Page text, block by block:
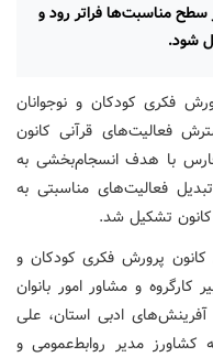
سطح مناسبت‌ها فراتر رود و
شود.
فکری کودکان و نوجوانان
فعالیت‌های قرآنی کانون
با هدف انسجام‌بخشی به
فعالیت‌های مناسبتی به
کانون تشکیل شد.
کانون پرورش فکری کودکان و
کارگروه و مشاور امور بانوان
ادبی استان، علی
مدیر روابط‌عمومی و